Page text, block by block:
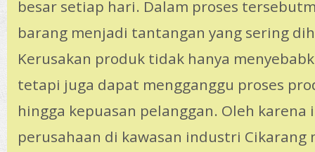
besar setiap hari. Dalam proses
barang menjadi tantangan yang sering
Kerusakan produk tidak hanya
tetapi juga dapat mengganggu proses
hingga kepuasan pelanggan. Oleh karena
perusahaan di kawasan industri Cikarang